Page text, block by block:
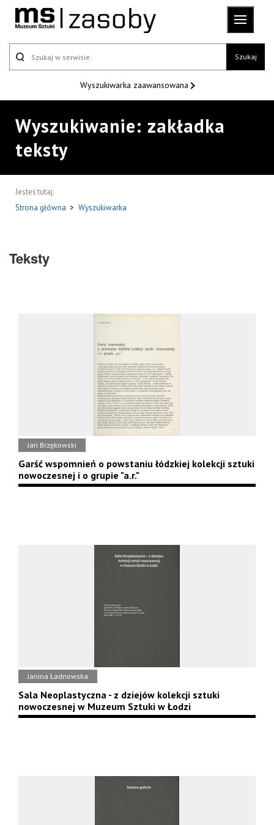
Szukaj
Wyszukiwarka zaawansowana
Wyszukiwanie: zakładka
teksty
Jesteś tutaj:
Strona główna > Wyszukiwarka
Teksty
Jan Brzękowski
Garść wspomnień o powstaniu łódzkiej kolekcji sztuki
nowoczesnej i o grupie "a.r."
Janina Ładnowska
Sala Neoplastyczna - z dziejów kolekcji sztuki
nowoczesnej w Muzeum Sztuki w Łodzi